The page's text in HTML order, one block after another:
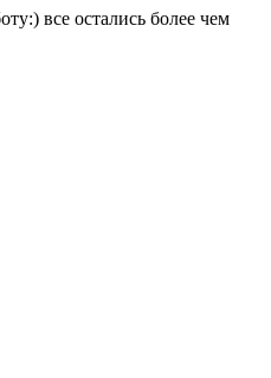
все остались более чем